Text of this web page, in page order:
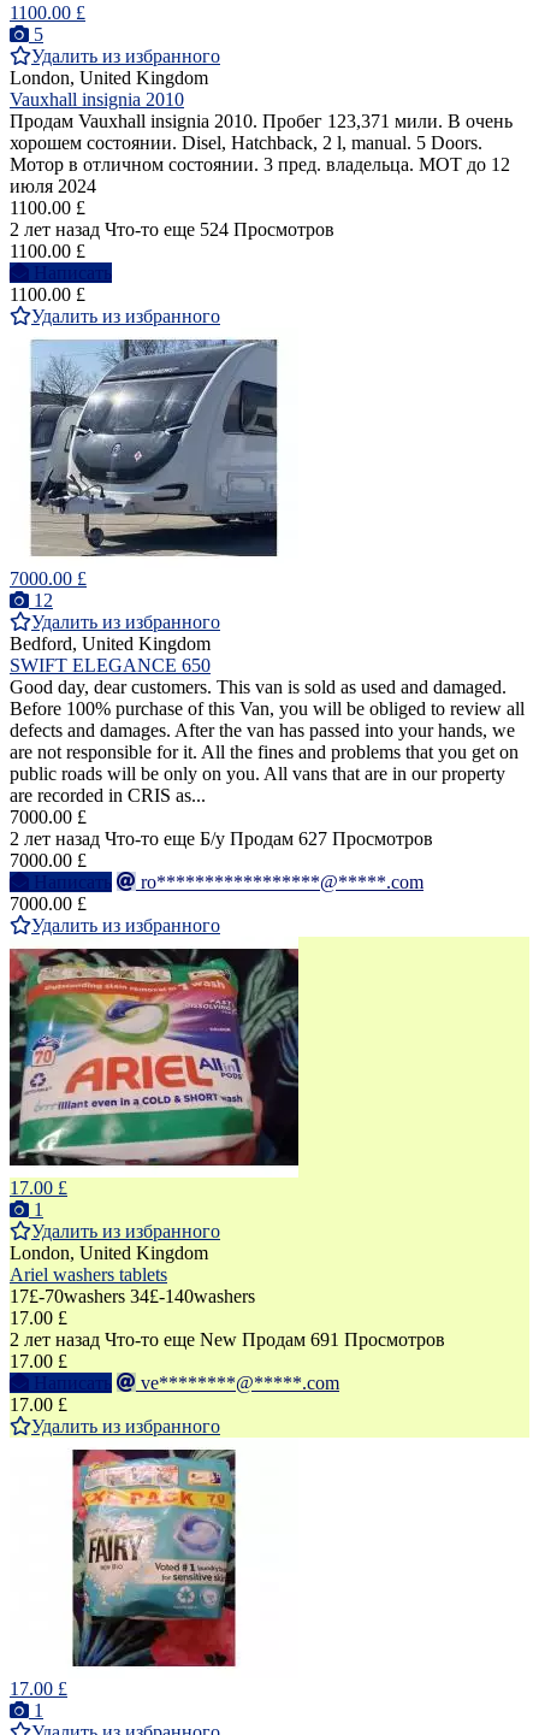
1100.00 £
5
Удалить из избранного
London, United Kingdom
Vauxhall insignia 2010
Продам Vauxhall insignia 2010. Пробег 123,371 мили. В очень
хорошем состоянии. Disel, Hatchback, 2 l, manual. 5 Doors.
Мотор в отличном состоянии. 3 пред. владельца. MOT до 12
июля 2024
1100.00 £
2 лет назад Что-то еще 524 Просмотров
1100.00 £
Написать
1100.00 £
Удалить из избранного
7000.00 £
12
Удалить из избранного
Bedford, United Kingdom
SWIFT ELEGANCE 650
Good day, dear customers. This van is sold as used and damaged.
Before 100% purchase of this Van, you will be obliged to review all
defects and damages. After the van has passed into your hands, we
are not responsible for it. All the fines and problems that you get on
public roads will be only on you. All vans that are in our property
are recorded in CRIS as...
7000.00 £
2 лет назад Что-то еще Б/у Продам 627 Просмотров
7000.00 £
Написать
ro*****************@*****.com
7000.00 £
Удалить из избранного
17.00 £
1
Удалить из избранного
London, United Kingdom
Ariel washers tablets
17£-70washers 34£-140washers
17.00 £
2 лет назад Что-то еще New Продам 691 Просмотров
17.00 £
Написать
ve********@*****.com
17.00 £
Удалить из избранного
17.00 £
1